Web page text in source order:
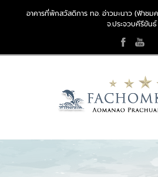
อาคารที่พักสวัสดิการ ทอ. อ่าวมะนาว (ฟ้าช
จ.ประจวบคีรีขันธ์